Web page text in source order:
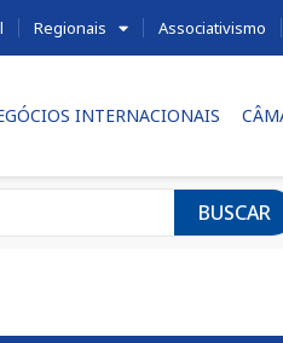
Regionais Associativismo
INTERNACIONAIS
BUSCAR